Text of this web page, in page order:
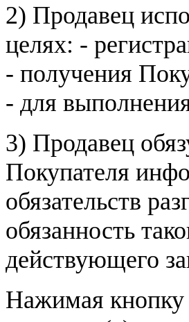
2) Продавец
целях: -
- получения
- для
3) Продавец
Покупателя
обязательств
обязанность
действующего
Нажимая кнопку